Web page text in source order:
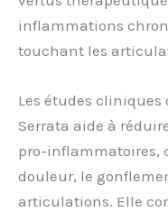
inflammations
touchant les
Les études
Serrata aide à
pro-inflammatoires,
douleur, le
articulations. Elle